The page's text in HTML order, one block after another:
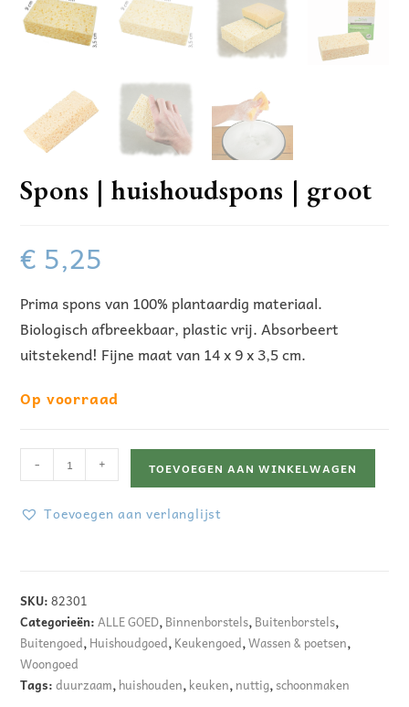
Spons | huishoudspons | groot
€ 5,25
Prima spons van 100% plantaardig materiaal.
Biologisch afbreekbaar, plastic vrij. Absorbeert
uitstekend! Fijne maat van 14 x 9 x 3,5 cm.
Op voorraad
- + TOEVOEGEN AAN WINKELWAGEN
Toevoegen aan verlanglijst
l
t
e
r
n
SKU:82301
Categorieën:ALLE GOED,Binnenborstels,Buitenborstels,
Buitengoed,Huishoudgoed,Keukengoed,Wassen & poetsen,
Woongoed
Tags:duurzaam,huishouden,keuken,nuttig,schoonmaken